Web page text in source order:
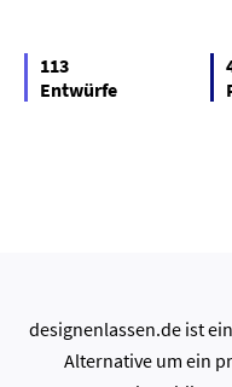
113
Entwürfe
designenlassen.de ist
Alternative um ein